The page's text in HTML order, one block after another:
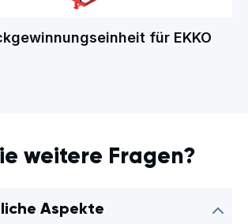
für EKKO
weitere Fragen?
Aspekte